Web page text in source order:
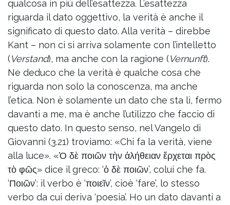
qualcosa in più dell’esattezza. L’esattezza
riguarda il dato oggettivo, la verità è anche il
significato di questo dato. Alla verità – direbbe
Kant – non ci si arriva solamente con l’intelletto
(Verstand), ma anche con la ragione (Vernunft).
Ne deduco che la verità è qualche cosa che
riguarda non solo la conoscenza, ma anche
l’etica. Non è solamente un dato che sta lì, fermo
davanti a me, ma è anche l’utilizzo che faccio di
questo dato. In questo senso, nel Vangelo di
Giovanni (3.21) troviamo: «Chi fa la verità, viene
alla luce». «Ὁ δὲ ποιῶν τὴν ἀλήθειαν ἔρχεται πρὸς
τὸ φῶς» dice il greco: ‘ὁ δὲ ποιῶν’, colui che fa.
‘Ποιῶν’: il verbo è ‘ποιεῖν’, cioè ‘fare’, lo stesso
verbo da cui deriva ‘poesia’. Ho un dato davanti a